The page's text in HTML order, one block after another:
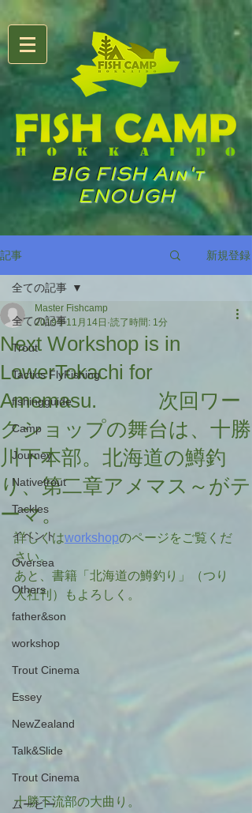
BIG FISH Ain't
ENOUGH
記事 新規登録
全ての記事
Trout
Tactics FlyFishing
fishingguide
Camp
Journey
Nativetrout
Tackles
イベント
Oversea
Others
father&son
workshop
Trout Cinema
Essey
NewZealand
Talk&Slide
Trout Cinema
ムービー
全ての記事
Next Workshop is in
LowerTokachi for
Amemasu. 次回ワー
クショップの舞台は、十勝
川下本部。北海道の鱒釣
り、第二章アメマス～がテ
ーマ。
Master Fishcamp
2019年11月14日 読了時間: 1分
詳しくはworkshopのページをご覧くだ
さい。
あと、書籍「北海道の鱒釣り」（つり
人社刊）もよろしく。
十勝下流部の大曲り。